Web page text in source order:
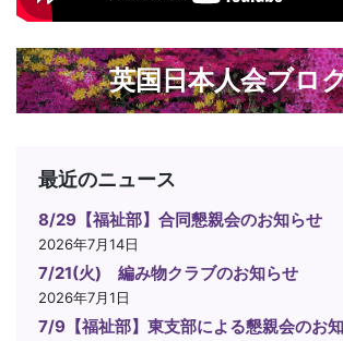
英国日本人会ブロ
最近のニュース
8/29【福祉部】合同懇親会のお知らせ
2026年7月14日
7/21(火) 編み物クラブのお知らせ
2026年7月1日
7/9【福祉部】東支部による懇親会のお